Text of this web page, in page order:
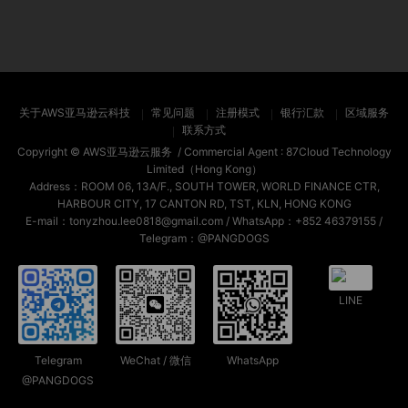
关于AWS亚马逊云科技 常见问题 注册模式 银行汇款
区域服务
联系方式
Copyright © AWS亚马逊云服务 / Commercial Agent : 87Cloud Technology
Limited（Hong Kong）
Address：ROOM 06, 13A/F., SOUTH TOWER, WORLD FINANCE CTR,
HARBOUR CITY, 17 CANTON RD, TST, KLN, HONG KONG
E-mail：tonyzhou.lee0818@gmail.com / WhatsApp：+852 46379155 /
Telegram：@PANGDOGS
Telegram
@PANGDOGS
WeChat / 微信 WhatsApp
LINE